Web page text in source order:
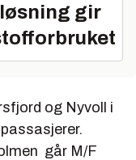
gir
og Nyvoll i
går M/F